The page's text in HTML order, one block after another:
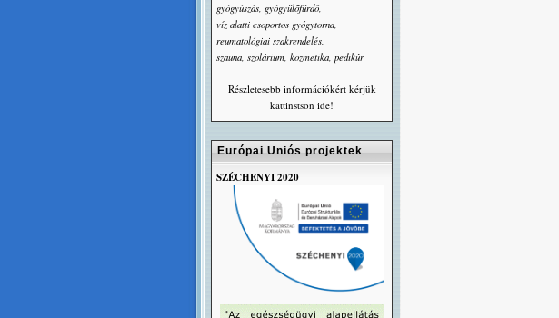
gyógyúszás, gyógyülõfürdő,
víz alatti csoportos gyógytorna,
reumatológiai szakrendelés,
szauna, szolárium, kozmetika, pedikûr
Részletesebb információkért kérjük
kattinstson ide!
Európai Uniós projektek
SZÉCHENYI 2020